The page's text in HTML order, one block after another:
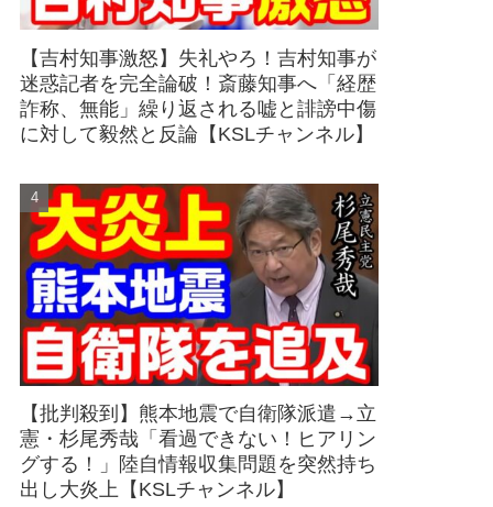
【吉村知事激怒】失礼やろ！吉村知事が
迷惑記者を完全論破！斎藤知事へ「経歴
詐称、無能」繰り返される嘘と誹謗中傷
に対して毅然と反論【KSLチャンネル】
【批判殺到】熊本地震で自衛隊派遣→立
憲・杉尾秀哉「看過できない！ヒアリン
グする！」陸自情報収集問題を突然持ち
出し大炎上【KSLチャンネル】